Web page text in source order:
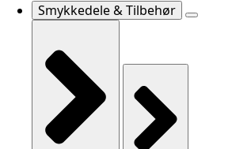
Smykkedele & Tilbehør